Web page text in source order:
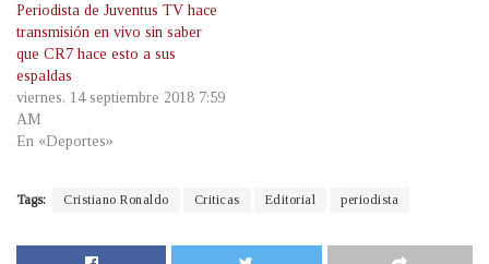
Periodista de Juventus TV hace
transmisión en vivo sin saber
que CR7 hace esto a sus
espaldas
viernes, 14 septiembre 2018 7:59
AM
En «Deportes»
Tags: Cristiano Ronaldo Criticas Editorial periodista